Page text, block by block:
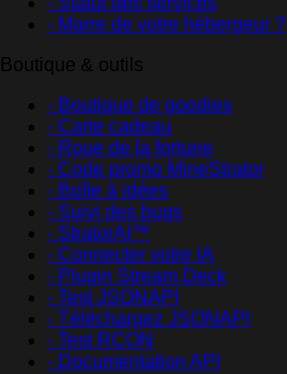
- Marre de votre hébergeur ?
Boutique & outils
- Boutique de goodies
- Carte cadeau
- Roue de la fortune
- Code promo MineStrator
- Boîte à idées
- Suivi des bugs
- StratorAI™
- Connecter votre IA
- Plugin Stream Deck
- Test JSONAPI
- Téléchargez JSONAPI
- Test RCON
- Documentation API